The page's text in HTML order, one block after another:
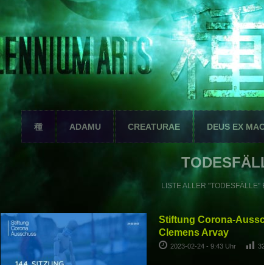
種 ADAMU CREATURAE DEUS EX
LISTE ALLER "TODESFÄLLE"
Stiftung Corona-
Clemens Arvay
2023-02-24 - 9:43 Uhr